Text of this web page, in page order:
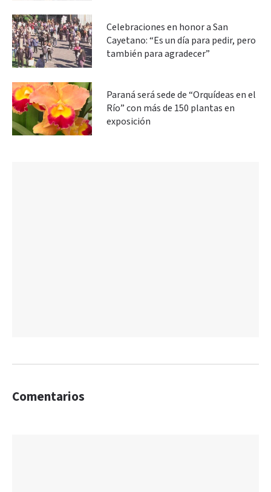
Celebraciones en honor a San
Cayetano: “Es un día para pedir, pero
también para agradecer”
Paraná será sede de “Orquídeas en el
Río” con más de 150 plantas en
exposición
Comentarios